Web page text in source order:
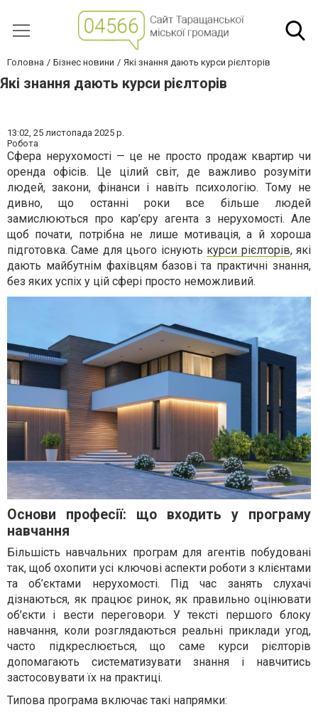
Головна Бізнес новини Які знання дають курси рієлторів
Які знання дають курси рієлторів
13:02, 25 листопада 2025 р.
Робота
Сфера нерухомості — це не просто продаж квартир чи
оренда офісів. Це цілий світ, де важливо розуміти
людей, закони, фінанси і навіть психологію. Тому не
дивно, що останні роки все більше людей
замислюються про кар’єру агента з нерухомості. Але
щоб почати, потрібна не лише мотивація, а й хороша
підготовка. Саме для цього існують курси рієлторів, які
дають майбутнім фахівцям базові та практичні знання,
без яких успіх у цій сфері просто неможливий.
Основи професії: що входить у програму
навчання
Більшість навчальних програм для агентів побудовані
так, щоб охопити усі ключові аспекти роботи з клієнтами
та об’єктами нерухомості. Під час занять слухачі
дізнаються, як працює ринок, як правильно оцінювати
об’єкти і вести переговори. У тексті першого блоку
навчання, коли розглядаються реальні приклади угод,
часто підкреслюється, що саме курси рієлторів
допомагають систематизувати знання і навчитись
застосовувати їх на практиці.
Типова програма включає такі напрямки: